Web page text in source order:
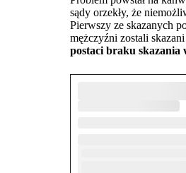
sądy orzekły, że
Pierwszy ze skazanych
mężczyźni zostali
postaci braku